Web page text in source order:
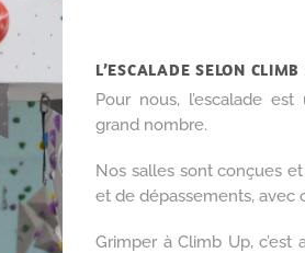
L’ESCALADE SELON CLIMB
Pour nous, l’escalade
grand nombre.
Nos salles sont conçues
et de dépassements, avec
Grimper à Climb Up,